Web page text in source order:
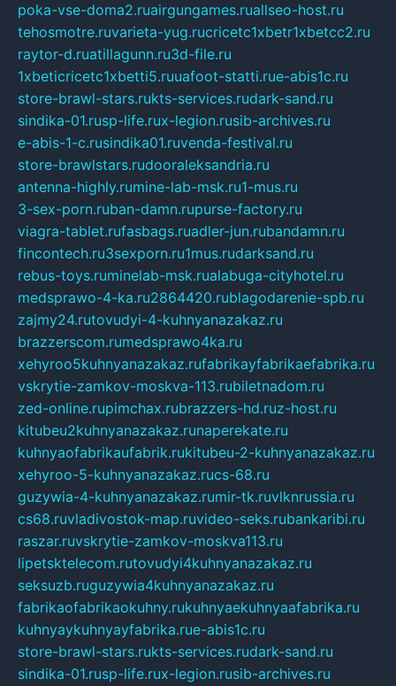
poka-vse-doma2.ruairgungames.ruallseo-host.ru
tehosmotre.ruvarieta-yug.rucricetc1xbetr1xbetcc2.ru
raytor-d.ruatillagunn.ru3d-file.ru
1xbeticricetc1xbetti5.ruuafoot-statti.rue-abis1c.ru
store-brawl-stars.rukts-services.rudark-sand.ru
sindika-01.rusp-life.rux-legion.rusib-archives.ru
e-abis-1-c.rusindika01.ruvenda-festival.ru
store-brawlstars.rudooraleksandria.ru
antenna-highly.rumine-lab-msk.ru1-mus.ru
3-sex-porn.ruban-damn.rupurse-factory.ru
viagra-tablet.rufasbags.ruadler-jun.rubandamn.ru
fincontech.ru3sexporn.ru1mus.rudarksand.ru
rebus-toys.ruminelab-msk.rualabuga-cityhotel.ru
medsprawo-4-ka.ru2864420.rublagodarenie-spb.ru
zajmy24.rutovudyi-4-kuhnyanazakaz.ru
brazzerscom.rumedsprawo4ka.ru
xehyroo5kuhnyanazakaz.rufabrikayfabrikaefabrika.ru
vskrytie-zamkov-moskva-113.rubiletnadom.ru
zed-online.rupimchax.rubrazzers-hd.ruz-host.ru
kitubeu2kuhnyanazakaz.runaperekate.ru
kuhnyaofabrikaufabrik.rukitubeu-2-kuhnyanazakaz.ru
xehyroo-5-kuhnyanazakaz.rucs-68.ru
guzywia-4-kuhnyanazakaz.rumir-tk.ruvlknrussia.ru
cs68.ruvladivostok-map.ruvideo-seks.rubankaribi.ru
raszar.ruvskrytie-zamkov-moskva113.ru
lipetsktelecom.rutovudyi4kuhnyanazakaz.ru
seksuzb.ruguzywia4kuhnyanazakaz.ru
fabrikaofabrikaokuhny.rukuhnyaekuhnyaafabrika.ru
kuhnyaykuhnyayfabrika.rue-abis1c.ru
store-brawl-stars.rukts-services.rudark-sand.ru
sindika-01.rusp-life.rux-legion.rusib-archives.ru